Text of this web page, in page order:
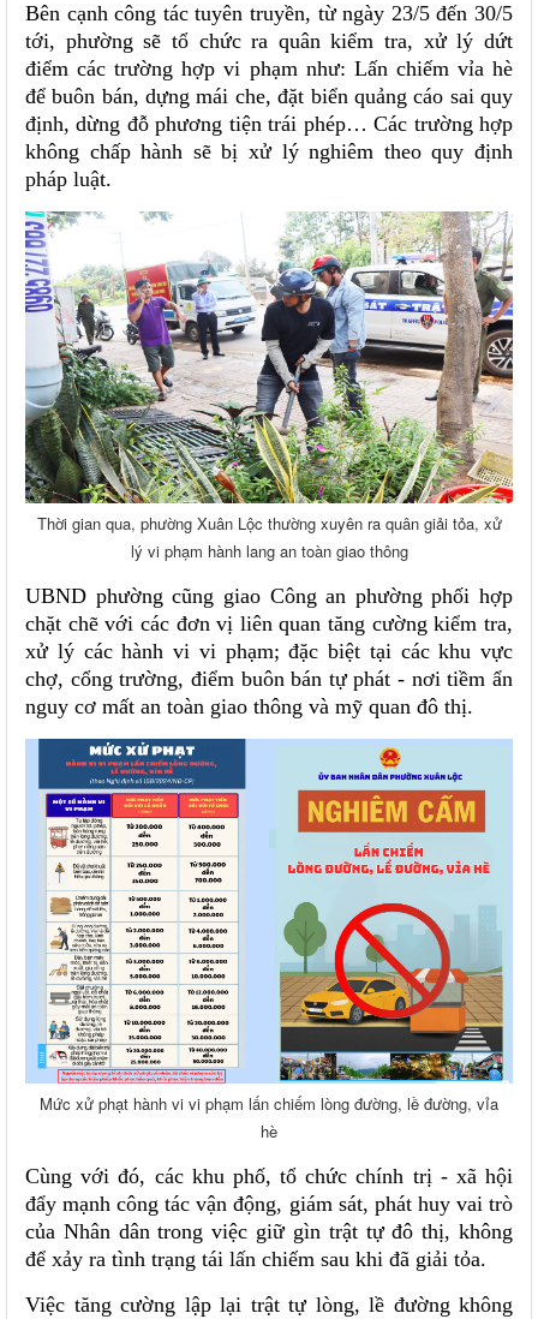
Bên cạnh công tác tuyên truyền, từ ngày 23/5 đến 30/5
tới, phường sẽ tổ chức ra quân kiểm tra, xử lý dứt
điểm các trường hợp vi phạm như: Lấn chiếm vỉa hè
để buôn bán, dựng mái che, đặt biển quảng cáo sai quy
định, dừng đỗ phương tiện trái phép… Các trường hợp
không chấp hành sẽ bị xử lý nghiêm theo quy định
pháp luật.
Thời gian qua, phường Xuân Lộc thường xuyên ra quân giải tỏa, xử
lý vi phạm hành lang an toàn giao thông
UBND phường cũng giao Công an phường phối hợp
chặt chẽ với các đơn vị liên quan tăng cường kiểm tra,
xử lý các hành vi vi phạm; đặc biệt tại các khu vực
chợ, cổng trường, điểm buôn bán tự phát - nơi tiềm ẩn
nguy cơ mất an toàn giao thông và mỹ quan đô thị.
Mức xử phạt hành vi vi phạm lấn chiếm lòng đường, lề đường, vỉa
hè
Cùng với đó, các khu phố, tổ chức chính trị - xã hội
đẩy mạnh công tác vận động, giám sát, phát huy vai trò
của Nhân dân trong việc giữ gìn trật tự đô thị, không
để xảy ra tình trạng tái lấn chiếm sau khi đã giải tỏa.
Việc tăng cường lập lại trật tự lòng, lề đường không